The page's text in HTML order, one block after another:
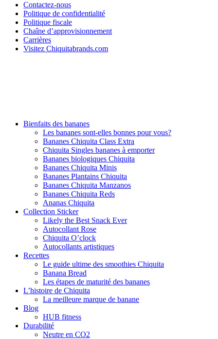
Contactez-nous
Politique de confidentialité
Politique fiscale
Chaîne d’approvisionnement
Carrières
Visitez Chiquitabrands.com
Bienfaits des bananes
Les bananes sont-elles bonnes pour vous?
Bananes Chiquita Class Extra
Chiquita Singles bananes à emporter
Bananes biologiques Chiquita
Bananes Chiquita Minis
Bananes Plantains Chiquita
Bananes Chiquita Manzanos
Bananes Chiquita Reds
Ananas Chiquita
Collection Sticker
Likely the Best Snack Ever
Autocollant Rose
Chiquita O’clock
Autocollants artistiques
Recettes
Le guide ultime des smoothies Chiquita
Banana Bread
Les étapes de maturité des bananes
L’histoire de Chiquita
La meilleure marque de banane
Blog
HUB fitness
Durabilité
Neutre en CO2